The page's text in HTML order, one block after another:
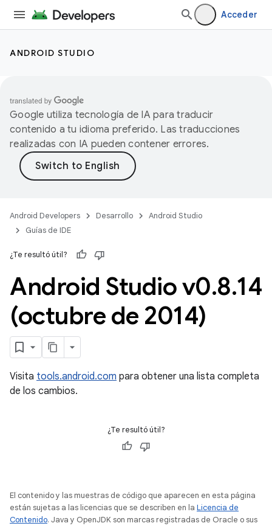
Acceder
ANDROID STUDIO
Google utiliza tecnología de IA para traducir
contenido a tu idioma preferido. Las traducciones
realizadas con IA pueden contener errores.
Android Developers Desarrollo
Android Studio
Guías de IDE
¿Te resultó útil?
Android Studio v0.8.14
(octubre de 2014)
Visita tools.android.com para obtener una lista completa
de los cambios.
¿Te resultó útil?
El contenido y las muestras de código que aparecen en esta página
están sujetas a las licencias que se describen en la Licencia de
Contenido. Java y OpenJDK son marcas registradas de Oracle o sus